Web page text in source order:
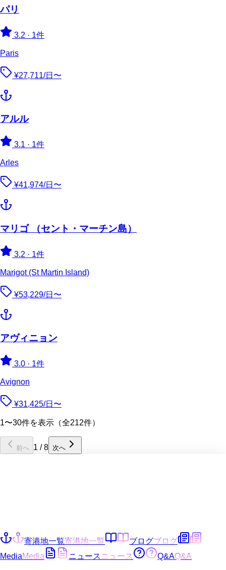
パリ
3.2 · 1件
Paris
¥27,711/日〜
アルル
3.1 · 1件
Arles
¥41,974/日〜
マリゴ （セント・マーチン島）
3.2 · 1件
Marigot (St Martin Island)
¥53,229/日〜
アヴィニョン
3.0 · 1件
Avignon
¥31,425/日〜
1〜30件を表示（全212件）
前へ 1 /8 次へ
寄港地一覧寄港地一覧 ブログブログ
MediaMedia ニュース ニュース Q&AQ&A